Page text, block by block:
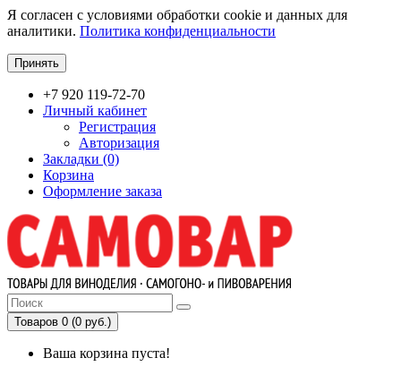
Я согласен с условиями обработки cookie и данных для
аналитики. Политика конфиденциальности
Принять
+7 920 119-72-70
Личный кабинет
Регистрация
Авторизация
Закладки (0)
Корзина
Оформление заказа
Товаров 0 (0 руб.)
Ваша корзина пуста!